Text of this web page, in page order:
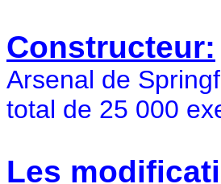
Constructeur:
Arsenal de
total de 25 000
Les